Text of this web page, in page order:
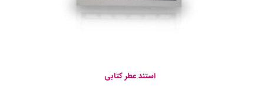
استند عطر کتابی